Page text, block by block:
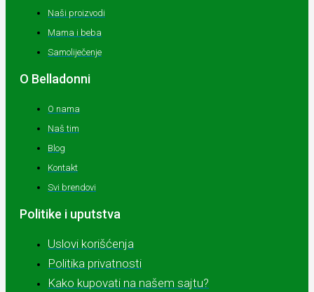
Naši proizvodi
Mama i beba
Samoliječenje
O Belladonni
O nama
Naš tim
Blog
Kontakt
Svi brendovi
Politike i uputstva
Uslovi korišćenja
Politika privatnosti
Kako kupovati na našem sajtu?